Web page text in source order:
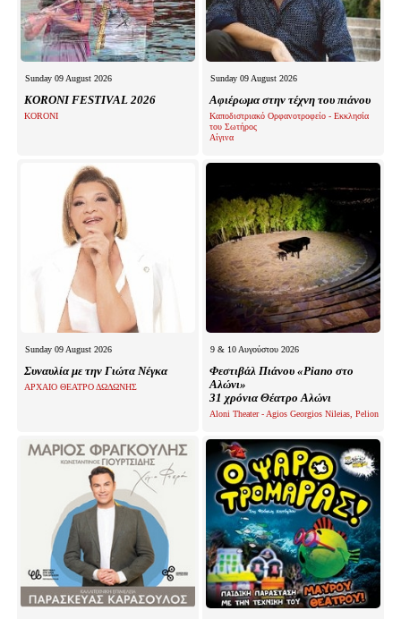
Sunday 09 August 2026
KORONI FESTIVAL 2026
KORONI
Sunday 09 August 2026
Αφιέρωμα στην τέχνη του πιάνου
Καποδιστριακό Ορφανοτροφείο - Εκκλησία
του Σωτήρος
Αίγινα
Sunday 09 August 2026
Συναυλία με την Γιώτα Νέγκα
ΑΡΧΑΙΟ ΘΕΑΤΡΟ ΔΩΔΩΝΗΣ
9 & 10 Αυγούστου 2026
Φεστιβάλ Πιάνου «Piano στο
Αλώνι»
31 χρόνια Θέατρο Αλώνι
Aloni Theater - Agios Georgios Nileias, Pelion